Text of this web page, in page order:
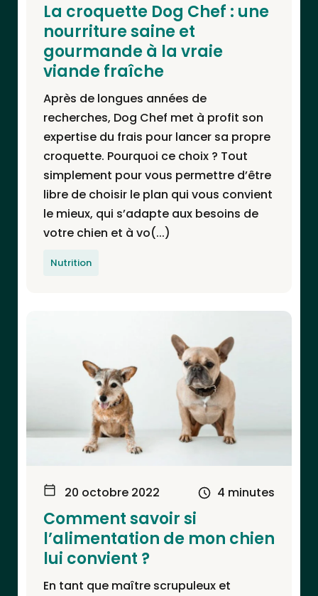
La croquette Dog Chef : une
nourriture saine et
gourmande à la vraie
viande fraîche
Après de longues années de
recherches, Dog Chef met à profit son
expertise du frais pour lancer sa propre
croquette. Pourquoi ce choix ? Tout
simplement pour vous permettre d’être
libre de choisir le plan qui vous convient
le mieux, qui s’adapte aux besoins de
votre chien et à vo(...)
Nutrition
20 octobre 2022 4 minutes
Comment savoir si
l’alimentation de mon chien
lui convient ?
En tant que maître scrupuleux et